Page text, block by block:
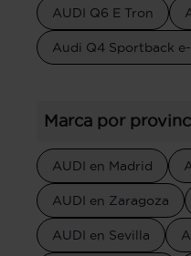
AUDI Q6 E Tron
Audi Q4 Sportback
Marca por
AUDI en Madrid
AUDI en Zaragoza
AUDI en Sevilla